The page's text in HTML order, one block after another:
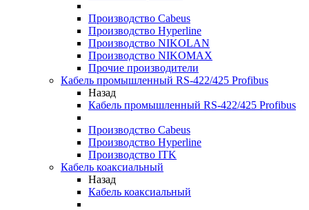
Производство Cabeus
Производство Hyperline
Производство NIKOLAN
Производство NIKOMAX
Прочие производители
Кабель промышленный RS-422/425 Profibus
Назад
Кабель промышленный RS-422/425 Profibus
Производство Cabeus
Производство Hyperline
Производство ITK
Кабель коаксиальный
Назад
Кабель коаксиальный